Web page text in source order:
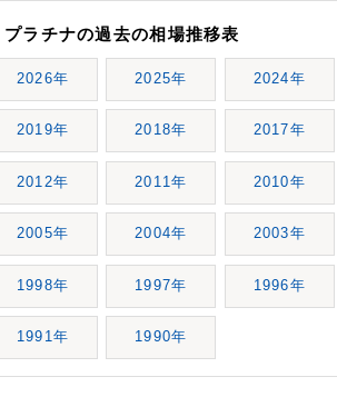
プラチナの過去の相場推移表
2026年 2025年 2024年
2019年 2018年 2017年
2012年 2011年 2010年
2005年 2004年 2003年
1998年 1997年 1996年
1991年 1990年